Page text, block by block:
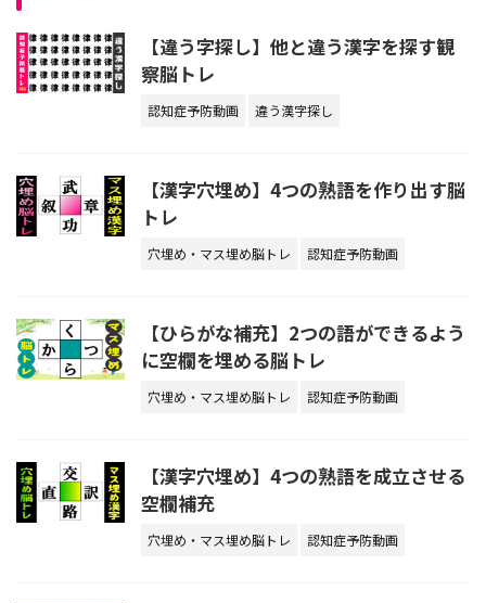
【違う字探し】他と違う漢字を探す観
察脳トレ
認知症予防動画 違う漢字探し
【漢字穴埋め】4つの熟語を作り出す脳
トレ
穴埋め・マス埋め脳トレ 認知症予防動画
【ひらがな補充】2つの語ができるよう
に空欄を埋める脳トレ
穴埋め・マス埋め脳トレ 認知症予防動画
【漢字穴埋め】4つの熟語を成立させる
空欄補充
穴埋め・マス埋め脳トレ 認知症予防動画